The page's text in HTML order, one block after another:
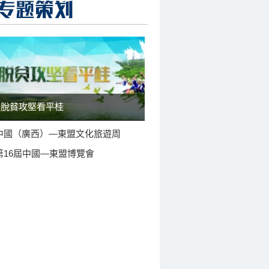
脫貧攻堅看平桂
國（廣西）—東盟文化旅遊周
16屆中國—東盟博覽會